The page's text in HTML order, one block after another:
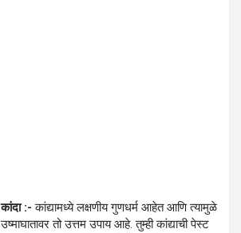
कांदा :- कांद्यामध्ये लक्षणीय गुणधर्म आहेत आणि त्यामुळे
उष्माघातावर तो उत्तम उपाय आहे. तुम्ही कांद्याची पेस्ट